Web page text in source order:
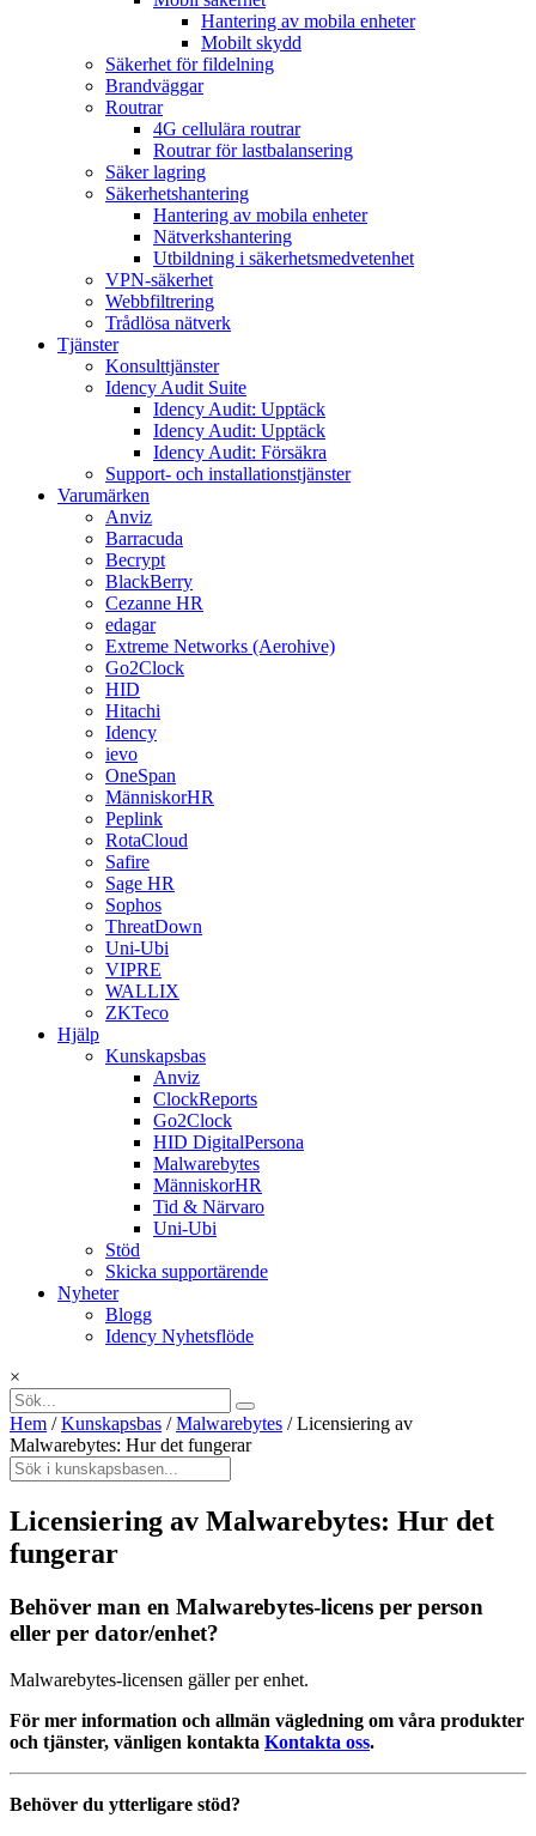
Hantering av mobila enheter
Mobilt skydd
Säkerhet för fildelning
Brandväggar
Routrar
4G cellulära routrar
Routrar för lastbalansering
Säker lagring
Säkerhetshantering
Hantering av mobila enheter
Nätverkshantering
Utbildning i säkerhetsmedvetenhet
VPN-säkerhet
Webbfiltrering
Trådlösa nätverk
Tjänster
Konsulttjänster
Idency Audit Suite
Idency Audit: Upptäck
Idency Audit: Upptäck
Idency Audit: Försäkra
Support- och installationstjänster
Varumärken
Anviz
Barracuda
Becrypt
BlackBerry
Cezanne HR
edagar
Extreme Networks (Aerohive)
Go2Clock
HID
Hitachi
Idency
ievo
OneSpan
MänniskorHR
Peplink
RotaCloud
Safire
Sage HR
Sophos
ThreatDown
Uni-Ubi
VIPRE
WALLIX
ZKTeco
Hjälp
Kunskapsbas
Anviz
ClockReports
Go2Clock
HID DigitalPersona
Malwarebytes
MänniskorHR
Tid & Närvaro
Uni-Ubi
Stöd
Skicka supportärende
Nyheter
Blogg
Idency Nyhetsflöde
×
Hem / Kunskapsbas / Malwarebytes / Licensiering av
Malwarebytes: Hur det fungerar
Licensiering av Malwarebytes: Hur det
fungerar
Behöver man en Malwarebytes-licens per person
eller per dator/enhet?
Malwarebytes-licensen gäller per enhet.
För mer information och allmän vägledning om våra produkter
och tjänster, vänligen kontakta Kontakta oss.
Behöver du ytterligare stöd?